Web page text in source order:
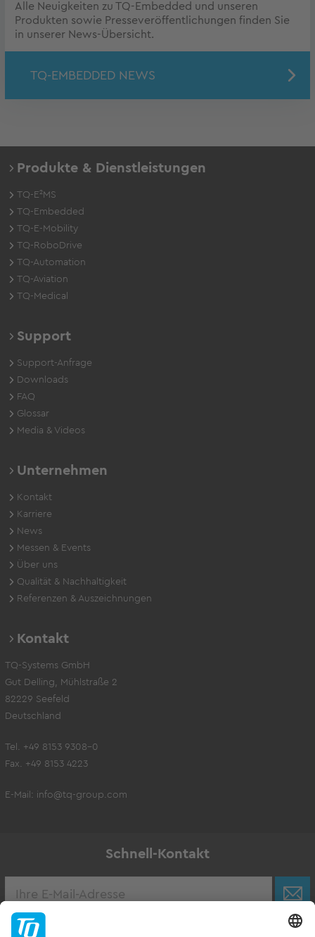
Alle Neuigkeiten zu TQ-Embedded und unseren
Produkten sowie Presseveröffentlichungen finden Sie
in unserer News-Übersicht.
TQ-EMBEDDED NEWS
Produkte & Dienstleistungen
TQ-E²MS
TQ-Embedded
TQ-E-Mobility
TQ-RoboDrive
TQ-Automation
TQ-Aviation
TQ-Medical
Support
Support-Anfrage
Downloads
FAQ
Glossar
Media & Videos
Unternehmen
Kontakt
Karriere
News
Messen & Events
Über uns
Qualität & Nachhaltigkeit
Referenzen & Auszeichnungen
Kontakt
TQ-Systems GmbH
Gut Delling, Mühlstraße 2
82229 Seefeld
Deutschland
Tel. +49 8153 9308-0
Fax. +49 8153 4223
E-Mail: info@tq-group.com
Schnell-Kontakt